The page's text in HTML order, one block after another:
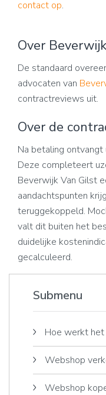
contact op.
Over
De standaard
advocaten van
contractreviews uit.
Over de
Na betaling
Deze completeert
Beverwijk Van Gilst
aandachtspunten
teruggekoppeld.
valt dit buiten het
duidelijke
gecalculeerd.
Submenu
Hoe werkt
Webshop
Webshop